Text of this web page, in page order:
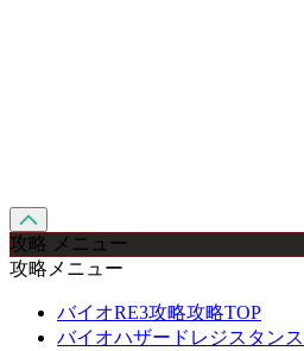
攻略 メニュー
攻略メニュー
バイオRE3攻略攻略TOP
バイオハザードレジスタン